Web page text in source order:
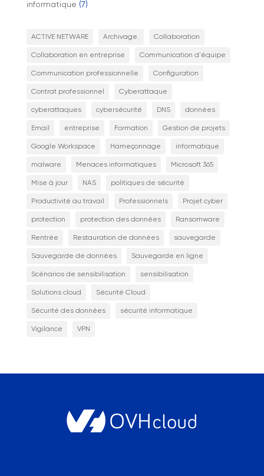
informatique (7)
ACTIVE NETWARE Archivage. Collaboration
Collaboration en entreprise Communication d'équipe
Communication professionnelle Configuration
Contrat professionnel Cyberattaque
cyberattaques cybersécurité DNS données
Email entreprise Formation Gestion de projets
Google Workspace Hameçonnage informatique
malware Menaces informatiques Microsoft 365
Mise à jour NAS politiques de sécurité
Productivité au travail Professionnels Projet cyber
protection protection des données Ransomware
Rentrée Restauration de données sauvegarde
Sauvegarde de données Sauvegarde en ligne
Scénarios de sensibilisation sensibilisation
Solutions cloud Sécurité Cloud
Sécurité des données sécurité informatique
Vigilance VPN